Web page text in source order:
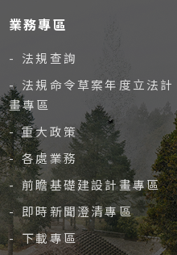
業務專區
- 法規查詢
- 法規命令草案年度立法計
畫專區
- 重大政策
- 各處業務
- 前瞻基礎建設計畫專區
- 即時新聞澄清專區
- 下載專區